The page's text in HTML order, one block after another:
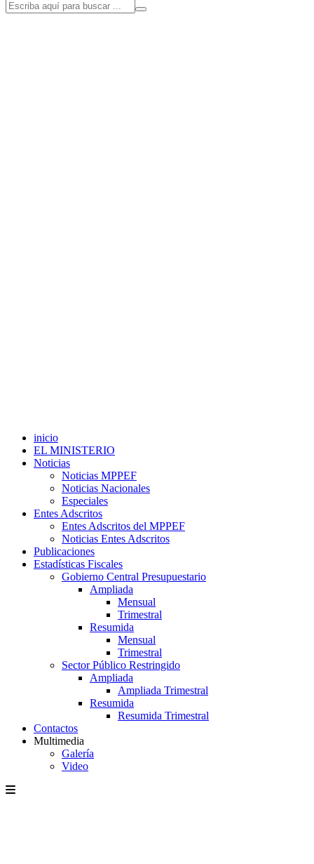
inicio
EL MINISTERIO
Noticias
Noticias MPPEF
Noticias Nacionales
Especiales
Entes Adscritos
Entes Adscritos del MPPEF
Noticias Entes Adscritos
Publicaciones
Estadísticas Fiscales
Gobierno Central Presupuestario
Ampliada
Mensual
Trimestral
Resumida
Mensual
Trimestral
Sector Público Restringido
Ampliada
Ampliada Trimestral
Resumida
Resumida Trimestral
Contactos
Multimedia
Galería
Video